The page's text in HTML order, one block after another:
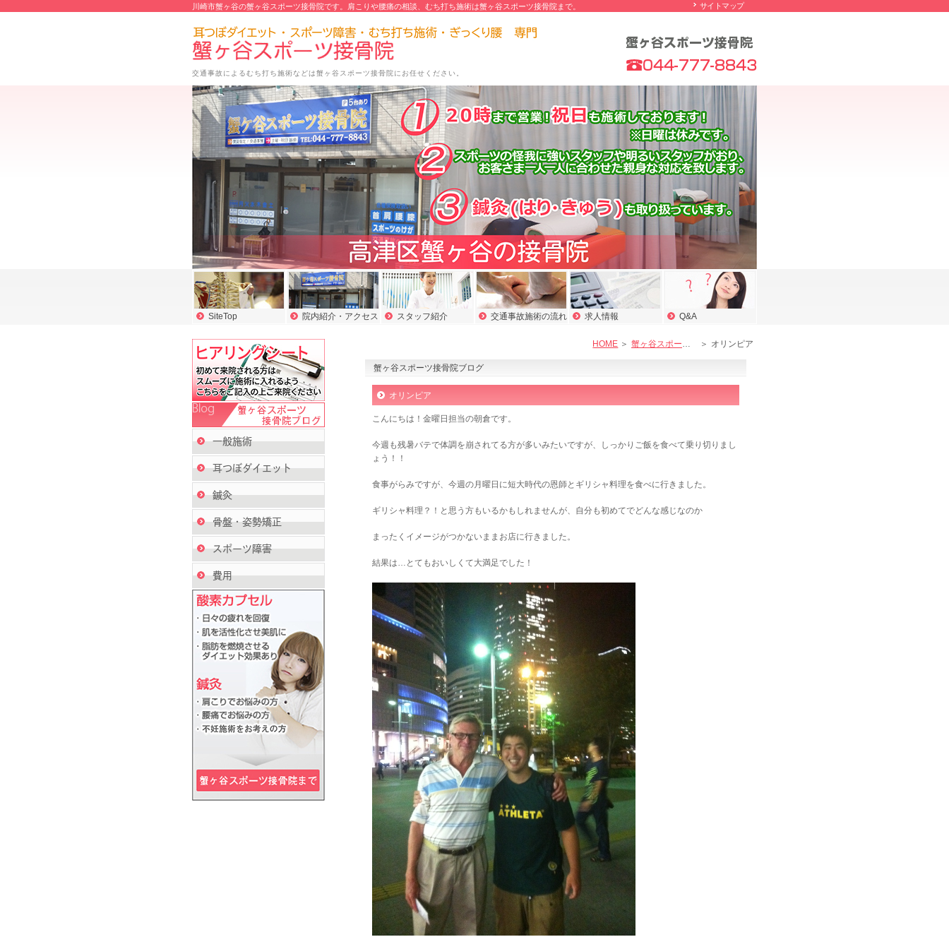
川崎市蟹ヶ谷の蟹ヶ谷スポーツ接骨院です。肩こりや腰痛の相談、むち打ち施術は蟹ヶ谷スポーツ接骨院まで。
交通事故によるむち打ち施術などは蟹ヶ谷スポーツ接骨院にお任せください。
サイトマップ
SiteTop 院内紹介・アクセス スタッフ紹介 交通事故施術の流れ 求人情報 Q&A
HOME 蟹ヶ谷スポーツ接骨院ブログ オリンピア
蟹ヶ谷スポーツ接骨院ブログ
オリンピア
こんにちは！金曜日担当の朝倉です。
今週も残暑バテで体調を崩されてる方が多いみたいですが、しっかりご飯を食べて乗り切りまし
ょう！！
食事がらみですが、今週の月曜日に短大時代の恩師とギリシャ料理を食べに行きました。
ギリシャ料理？！と思う方もいるかもしれませんが、自分も初めてでどんな感じなのか
まったくイメージがつかないままお店に行きました。
結果は…とてもおいしくて大満足でした！
一般施術
耳つぼダイエット
鍼灸
骨盤・姿勢矯正
スポーツ障害
費用